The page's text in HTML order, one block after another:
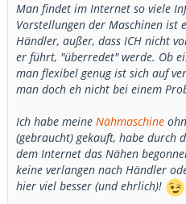
Man findet im Internet so viele
Vorstellungen der Maschinen ist
Händler, außer, dass ICH nicht
er führt, "überredet" werde. Ob
man flexibel genug ist sich auf
man doch eh nicht bei einem
Ich habe meine Nähmaschine
(gebraucht) gekauft, habe durch
dem Internet das Nähen
keine verlangen nach Händler
hier viel besser (und ehrlich)!